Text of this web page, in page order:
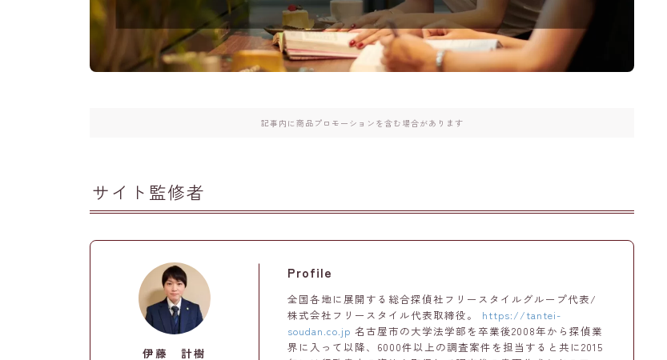
記事内に商品プロモーションを含む場合があります
サイト監修者
伊藤 計樹
Profile
全国各地に展開する総合探偵社フリースタイルグループ代表/
株式会社フリースタイル代表取締役。 https://tantei-
soudan.co.jp 名古屋市の大学法学部を卒業後2008年から探偵業
界に入って以降、6000件以上の調査案件を担当すると共に2015